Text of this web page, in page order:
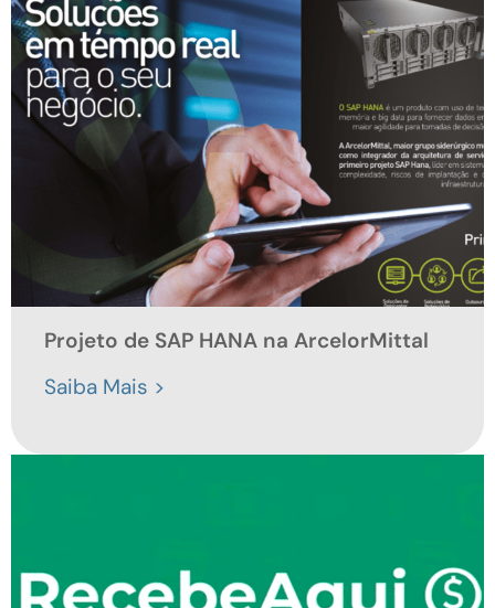
Projeto de SAP HANA na ArcelorMittal
Saiba Mais >